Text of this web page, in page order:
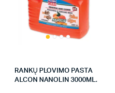
RANKŲ PLOVIMO PASTA
ALCON NANOLIN 3000ML.